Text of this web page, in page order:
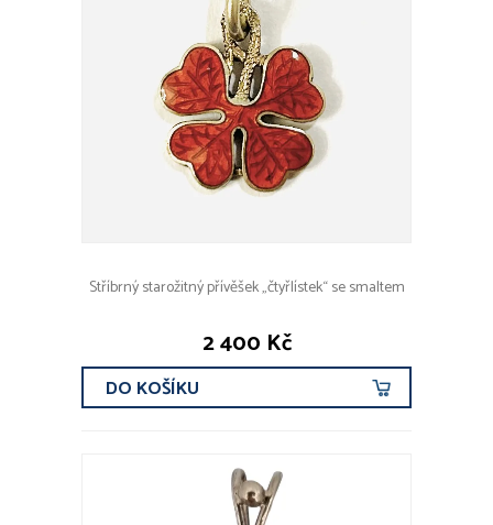
Stříbrný starožitný přívěšek „čtyřlístek“ se smaltem
2 400 Kč
DO KOŠÍKU